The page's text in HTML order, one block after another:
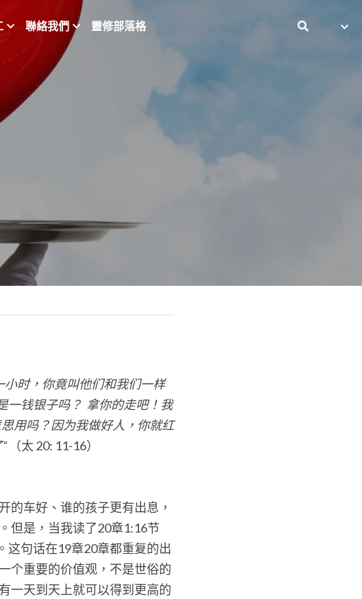
聯絡我們 靈修部落格
小时，你竟叫他们和我们一样
一钱银子吗？ 拿你的走吧！我
用吗？因为我做好人，你就红
（太 20: 11-16）
的车好、谁的孩子更有出息，
但是，当我读了20章1:16节
这句话在19章20章都重复的出
个重要的价值观，不是世俗的
一天到天上就可以得到更高的